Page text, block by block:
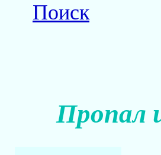
Поиск
Пропал